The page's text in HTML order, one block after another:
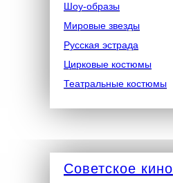
Шоу-образы
Мировые звезды
Русская эстрада
Цирковые костюмы
Театральные костюмы
Советское кино